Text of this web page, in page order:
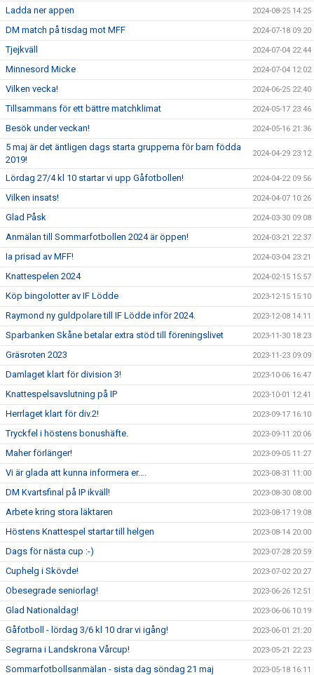
Ladda ner appen 2024-08-25 14:25
DM match på tisdag mot MFF 2024-07-18 09:20
Tjejkväll 2024-07-04 22:44
Minnesord Micke 2024-07-04 12:02
Vilken vecka! 2024-06-25 22:40
Tillsammans för ett bättre matchklimat 2024-05-17 23:46
Besök under veckan! 2024-05-16 21:36
5 maj är det äntligen dags starta grupperna för barn födda
2019!
2024-04-29 23:12
Lördag 27/4 kl 10 startar vi upp Gåfotbollen! 2024-04-22 09:56
Vilken insats! 2024-04-07 10:26
Glad Påsk 2024-03-30 09:08
Anmälan till Sommarfotbollen 2024 är öppen! 2024-03-21 22:37
Ia prisad av MFF! 2024-03-04 23:21
Knattespelen 2024 2024-02-15 15:57
Köp bingolotter av IF Lödde 2023-12-15 15:10
Raymond ny guldpolare till IF Lödde inför 2024. 2023-12-08 14:11
Sparbanken Skåne betalar extra stöd till föreningslivet 2023-11-30 18:23
Gräsroten 2023 2023-11-23 09:09
Damlaget klart för division 3! 2023-10-06 16:47
Knattespelsavslutning på IP 2023-10-01 12:41
Herrlaget klart för div.2! 2023-09-17 16:10
Tryckfel i höstens bonushäfte. 2023-09-11 20:06
Maher förlänger! 2023-09-05 11:27
Vi är glada att kunna informera er…. 2023-08-31 11:00
DM Kvartsfinal på IP ikväll! 2023-08-30 08:00
Arbete kring stora läktaren 2023-08-17 19:08
Höstens Knattespel startar till helgen 2023-08-14 20:00
Dags för nästa cup :-) 2023-07-28 20:59
Cuphelg i Skövde! 2023-07-02 20:27
Obesegrade seniorlag! 2023-06-26 12:51
Glad Nationaldag! 2023-06-06 10:19
Gåfotboll - lördag 3/6 kl 10 drar vi igång! 2023-06-01 21:20
Segrarna i Landskrona Vårcup! 2023-05-21 22:23
Sommarfotbollsanmälan - sista dag söndag 21 maj 2023-05-18 16:11